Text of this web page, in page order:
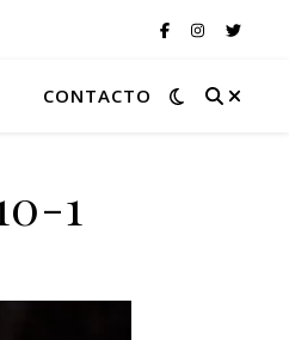
CONTACTO
1